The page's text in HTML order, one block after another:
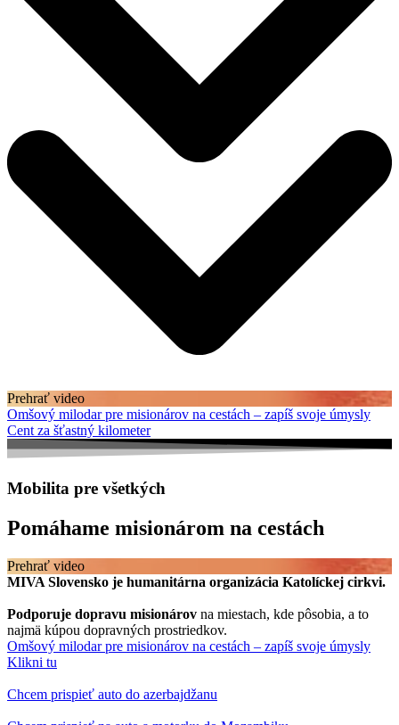
Prehrať video
Omšový milodar pre misionárov na cestách – zapíš svoje úmysly
Cent za šťastný kilometer
Mobilita pre všetkých
Pomáhame misionárom na cestách
Prehrať video
MIVA Slovensko je humanitárna organizácia Katolíckej cirkvi.
Podporuje dopravu misionárov na miestach, kde pôsobia, a to
najmä kúpou dopravných prostriedkov.
Omšový milodar pre misionárov na cestách – zapíš svoje úmysly
Klikni tu
Chcem prispieť auto do azerbajdžanu